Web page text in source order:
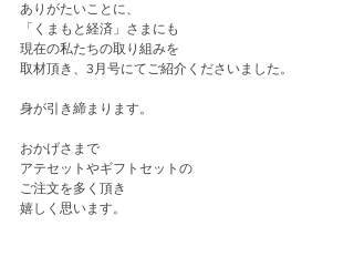
ありがたいことに、
「くまもと経済」さまにも
現在の私たちの取り組みを
取材頂き、3月号にてご紹介くださいました。
身が引き締まります。
おかげさまで
アテセットやギフトセットの
ご注文を多く頂き
嬉しく思います。